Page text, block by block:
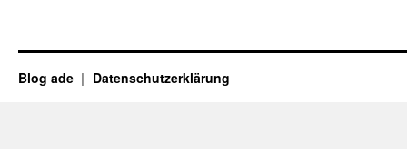
Blog ade Datenschutzerklärung